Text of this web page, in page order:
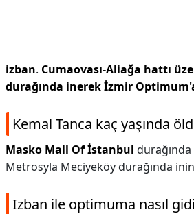
izban. Cumaovası-Aliağa hattı
durağında inerek İzmir
Kemal Tanca kaç yaşında
Masko Mall Of İstanbul
Metrosyla Meciyeköy durağında
Izban ile optimuma nasıl